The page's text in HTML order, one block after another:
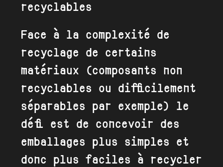
Face à la complexité de
recyclage de certains
matériaux (composants non
recyclables ou difficilement
séparables par exemple) le
défi est de concevoir des
emballages plus simples et
donc plus faciles à recycler